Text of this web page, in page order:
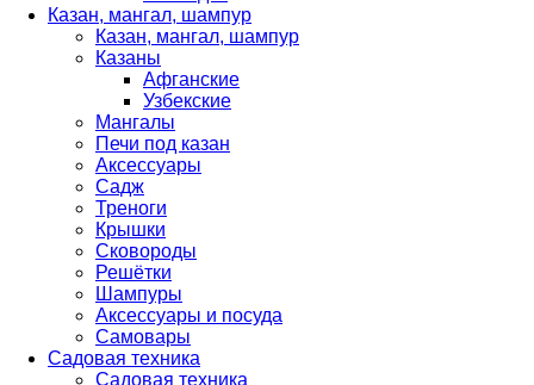
Казан, мангал, шампур
Казан, мангал, шампур
Казаны
Афганские
Узбекские
Мангалы
Печи под казан
Аксессуары
Садж
Треноги
Крышки
Сковороды
Решётки
Шампуры
Аксессуары и посуда
Самовары
Садовая техника
Садовая техника